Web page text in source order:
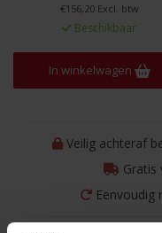
€156,20 Excl. btw
Beschikbaar
In winkelwagen
Veilig achteraf
Gratis
Eenvoudig